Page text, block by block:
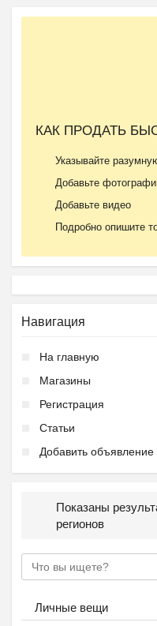
КАК ПРОДАТЬ
Указывайте
Добавьте
Добавьте видео
Подробно опишите
Навигация
На главную
Магазины
Регистрация
Статьи
Добавить объявление
Показаны
регионов
Личные вещи